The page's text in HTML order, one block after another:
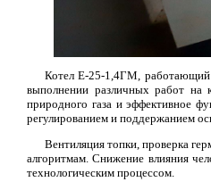
Котел Е-25-1,4ГМ, работающий
выполнении различных работ на
природного газа и эффективное
регулированием и поддержанием
Вентиляция топки, проверка
алгоритмам. Снижение влияния
технологическим процессом.